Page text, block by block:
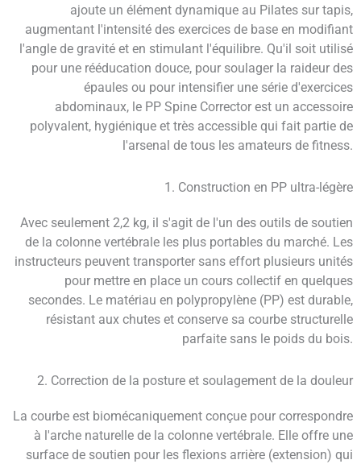
ajoute un élément dynamique au Pilates sur tapis,
augmentant l'intensité des exercices de base en modifiant
l'angle de gravité et en stimulant l'équilibre. Qu'il soit utilisé
pour une rééducation douce, pour soulager la raideur des
épaules ou pour intensifier une série d'exercices
abdominaux, le PP Spine Corrector est un accessoire
polyvalent, hygiénique et très accessible qui fait partie de
l'arsenal de tous les amateurs de fitness.
1. Construction en PP ultra-légère
Avec seulement 2,2 kg, il s'agit de l'un des outils de soutien
de la colonne vertébrale les plus portables du marché. Les
instructeurs peuvent transporter sans effort plusieurs unités
pour mettre en place un cours collectif en quelques
secondes. Le matériau en polypropylène (PP) est durable,
résistant aux chutes et conserve sa courbe structurelle
parfaite sans le poids du bois.
2. Correction de la posture et soulagement de la douleur
La courbe est biomécaniquement conçue pour correspondre
à l'arche naturelle de la colonne vertébrale. Elle offre une
surface de soutien pour les flexions arrière (extension) qui